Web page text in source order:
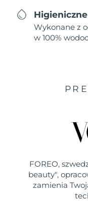
Wykonane z
w 100%
FOREO,
beauty",
zamienia